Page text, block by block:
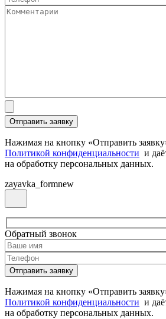
Нажимая на кнопку «Отправить
Политикой конфиденциальности и
на обработку персональных данных.
zayavka_formnew
Обратный звонок
Нажимая на кнопку «Отправить
Политикой конфиденциальности и
на обработку персональных данных.